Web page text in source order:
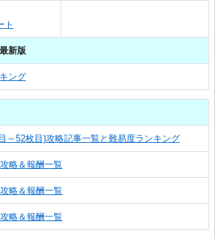
ト
新版
ング
～52枚目)攻略記事一覧と難易度ランキング
略＆報酬一覧
略＆報酬一覧
略＆報酬一覧